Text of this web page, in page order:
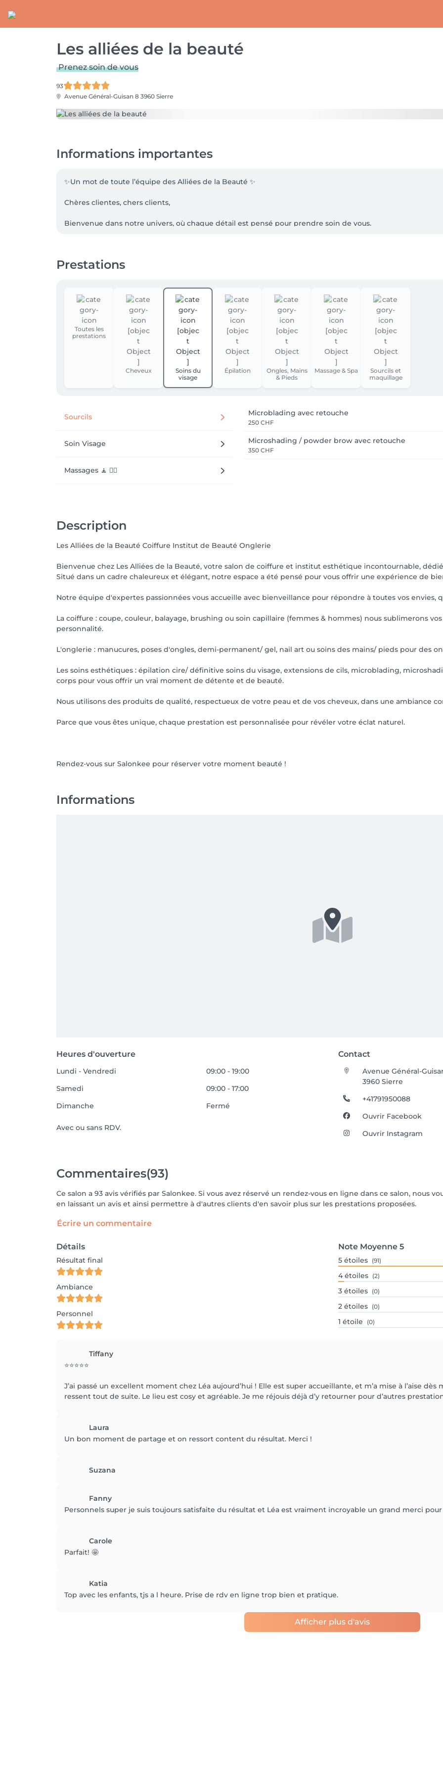
Les alliées de la beauté
Prenez soin de vous
93
Avenue Général-Guisan 8 3960 Sierre
Informations importantes
✨Un mot de toute l’équipe des Alliées de la Beauté ✨
Chères clientes, chers clients,
Bienvenue dans notre univers, où chaque détail est pensé pour prendre soin de vous.
Que vous veniez pour une coiffure, un soin esthétique ou une mise en beauté des ongles, vous serez
✨ Ici, vous n’êtes pas qu’un rendez-vous dans l’agenda – vous êtes une personne que l’on écoute, que
Merci de votre confiance, et au plaisir de vous sublimer très bientôt 💫
Avec douceur et passion,
Toute l’équipe des Alliées de la Beauté
Prestations
Toutes les
prestations
Cheveux
Soins du
visage
Épilation
Ongles, Mains
& Pieds
Massage & Spa
Sourcils et
maquillage
Sourcils
Soin Visage
Massages 🧘 🧘‍♀️
Microblading avec retouche
250 CHF
Microshading / powder brow avec retouche
350 CHF
Description
Les Alliées de la Beauté Coiffure Institut de Beauté Onglerie
Bienvenue chez Les Alliées de la Beauté, votre salon de coiffure et institut esthétique incontournable,
Situé dans un cadre chaleureux et élégant, notre espace a été pensé pour vous offrir une expérience de
Notre équipe d'expertes passionnées vous accueille avec bienveillance pour répondre à toutes vos envies,
La coiffure : coupe, couleur, balayage, brushing ou soin capillaire (femmes & hommes) nous sublimerons
personnalité.
L'onglerie : manucures, poses d'ongles, demi-permanent/ gel, nail art ou soins des mains/ pieds pour des
Les soins esthétiques : épilation cire/ définitive soins du visage, extensions de cils, microblading,
corps pour vous offrir un vrai moment de détente et de beauté.
Nous utilisons des produits de qualité, respectueux de votre peau et de vos cheveux, dans une ambiance
Parce que vous êtes unique, chaque prestation est personnalisée pour révéler votre éclat naturel.
Informations
Heures d'ouverture Contact
Lundi - Vendredi
09:00 - 19:00
Samedi
09:00 - 17:00
Dimanche
Fermé
Avec ou sans RDV.
Avenue Général-
3960 Sierre
+41791950088
Ouvrir Facebook
Ouvrir Instagram
Commentaires(93)
Ce salon a 93 avis vérifiés par Salonkee. Si vous avez réservé un rendez-vous en ligne dans ce salon, nous
en laissant un avis et ainsi permettre à d'autres clients d'en savoir plus sur les prestations proposées.
Écrire un commentaire
Détails
Résultat final
Ambiance
Personnel
Note Moyenne 5
5 étoiles (91)
4 étoiles (2)
3 étoiles (0)
2 étoiles (0)
1 étoile (0)
Tiffany
⭐⭐⭐⭐⭐
J’ai passé un excellent moment chez Léa aujourd’hui ! Elle est super accueillante, et m’a mise à l’aise
ressent tout de suite. Le lieu est cosy et agréable. Je me réjouis déjà d’y retourner pour d’autres
Laura
Un bon moment de partage et on ressort content du résultat. Merci !
Suzana
Fanny
Personnels super je suis toujours satisfaite du résultat et Léa est vraiment incroyable un grand merci
Carole
Parfait! 🤩
Katia
Top avec les enfants, tjs a l heure. Prise de rdv en ligne trop bien et pratique.
Afficher plus d'avis